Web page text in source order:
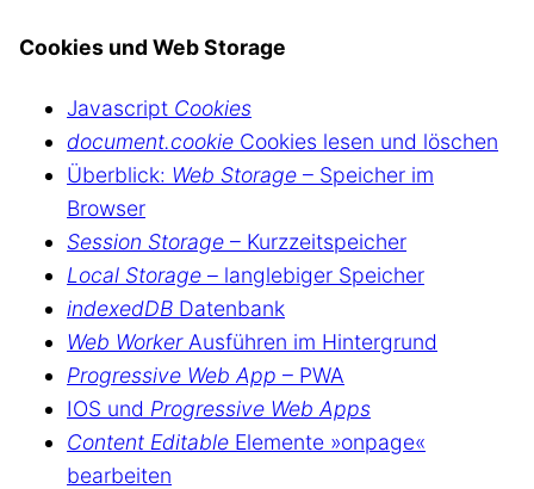
Cookies und Web Storage
Javascript Cookies
document.cookie Cookies lesen und löschen
Überblick: Web Storage – Speicher im
Browser
Session Storage – Kurzzeitspeicher
Local Storage – langlebiger Speicher
indexedDB Datenbank
Web WorkerAusführen im Hintergrund
Progressive Web App – PWA
IOS und Progressive Web Apps
Content Editable Elemente »onpage«
bearbeiten